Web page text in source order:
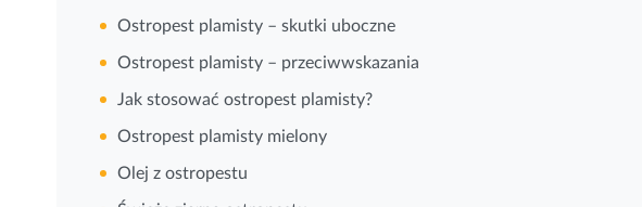
Ostropest plamisty – skutki uboczne
Ostropest plamisty – przeciwwskazania
Jak stosować ostropest plamisty?
Ostropest plamisty mielony
Olej z ostropestu